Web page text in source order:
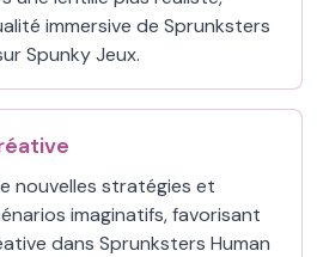
immersive de Sprunksters
Spunky Jeux.
nouvelles stratégies et
imaginatifs, favorisant
dans Sprunksters Human